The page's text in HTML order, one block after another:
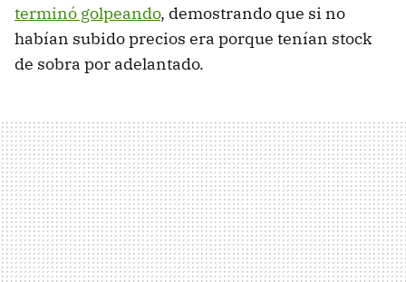
terminó golpeando, demostrando que si no
habían subido precios era porque tenían stock
de sobra por adelantado.